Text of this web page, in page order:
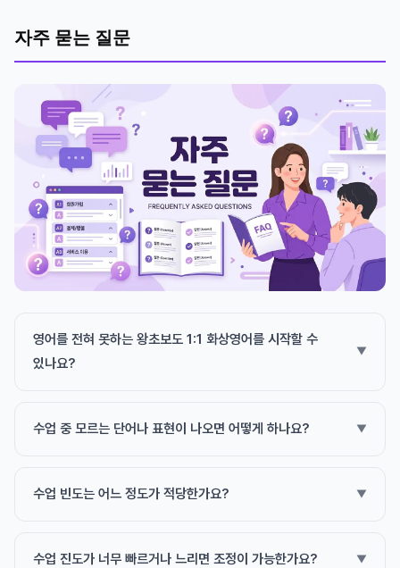
자주 묻는 질문
영어를 전혀 못하는 왕초보도 1:1 화상영어를 시작할 수
있나요?
수업 중 모르는 단어나 표현이 나오면 어떻게 하나요?
수업 빈도는 어느 정도가 적당한가요?
수업 진도가 너무 빠르거나 느리면 조정이 가능한가요?